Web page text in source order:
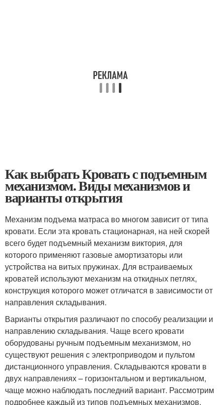
Как выбрать Кровать с подъемным
механизмом. Виды механизмов и
варианты открытия
Механизм подъема матраса во многом зависит от типа
кровати. Если эта кровать стационарная, на ней скорей
всего будет подъемный механизм виктория, для
которого применяют газовые амортизаторы или
устройства на витых пружинах. Для встраиваемых
кроватей используют механизм на откидных петлях,
конструкция которого может отличатся в зависимости от
направления складывания.
Варианты открытия различают по способу реализации и
направлению складывания. Чаще всего кровати
оборудованы ручным подъемным механизмом, но
существуют решения с электроприводом и пультом
дистанционного управления. Складываются кровати в
двух направлениях – горизонтальном и вертикальном,
чаще можно наблюдать последний вариант. Рассмотрим
подробнее каждый из типов подъемных механизмов.